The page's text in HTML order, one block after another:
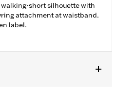
walking-short silhouette with
attachment at waistband.
label.